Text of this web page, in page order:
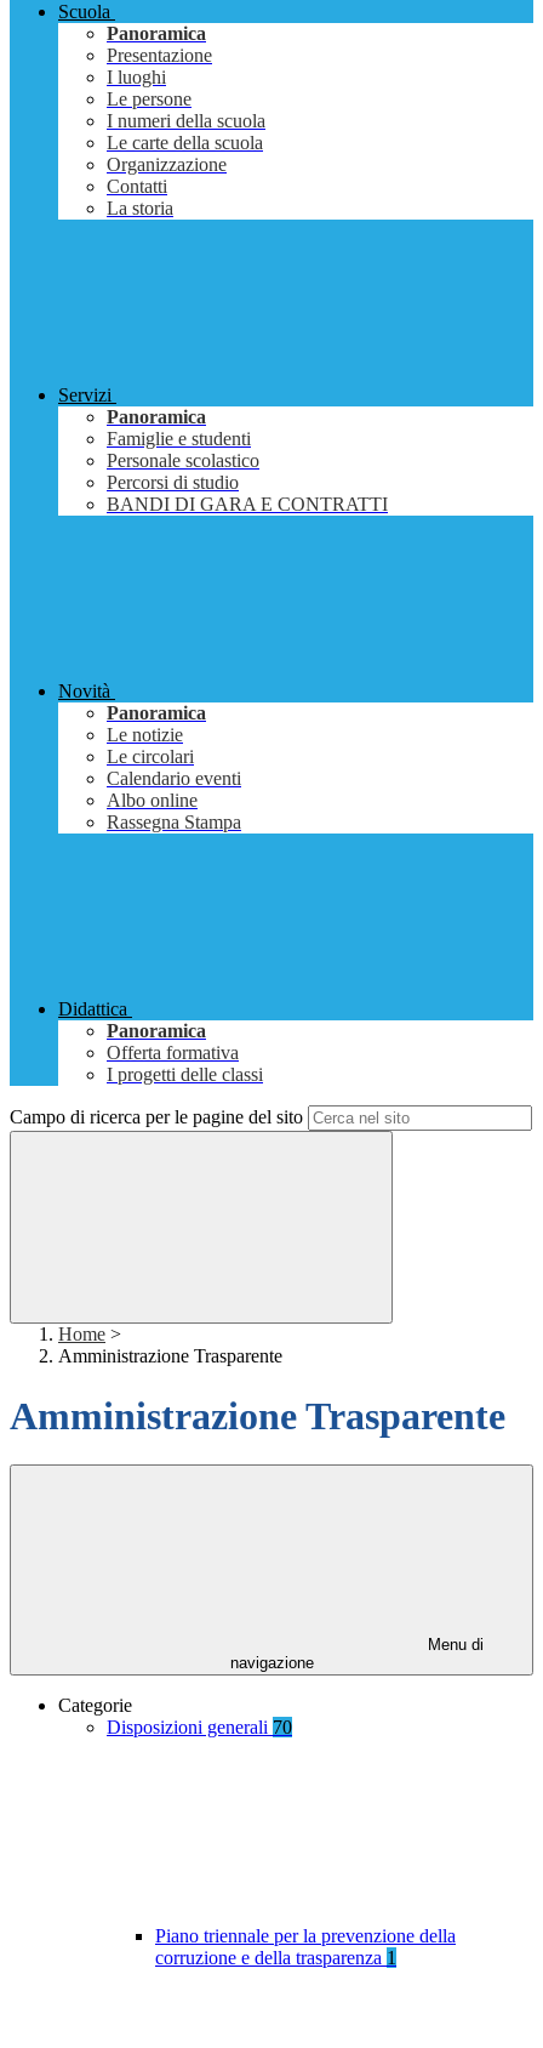
Scuola
Panoramica
Presentazione
I luoghi
Le persone
I numeri della scuola
Le carte della scuola
Organizzazione
Contatti
La storia
Servizi
Panoramica
Famiglie e studenti
Personale scolastico
Percorsi di studio
BANDI DI GARA E CONTRATTI
Novità
Panoramica
Le notizie
Le circolari
Calendario eventi
Albo online
Rassegna Stampa
Didattica
Panoramica
Offerta formativa
I progetti delle classi
Campo di ricerca per le pagine del sito
Home >
Amministrazione Trasparente
Amministrazione Trasparente
Menu di
navigazione
Categorie
Disposizioni generali 70
Piano triennale per la prevenzione della
corruzione e della trasparenza 1